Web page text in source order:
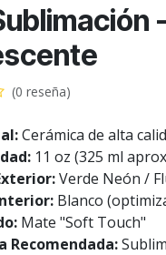
(0 reseña)
Cerámica de alta
11 oz (325 ml
Verde Neón /
Blanco
Mate "Soft Touch"
Recomendada: